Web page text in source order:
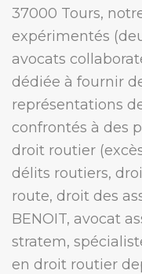
37000 Tours,
expérimentés
avocats
dédiée à fournir
représentations
confrontés à des
droit routier
délits routiers,
route, droit des
BENOIT, avocat
stratem,
en droit routier